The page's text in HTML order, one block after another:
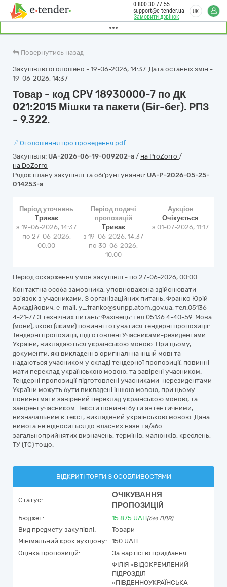
Замовити дзвінок
0 800 30 77 55
support@e-tender.ua
UK
Повернутись назад
Закупівлю оголошено - 19-06-2026, 14:37. Дата останніх змін -
19-06-2026, 14:37
Товар - код CPV 18930000-7 по ДК
021:2015 Мішки та пакети (Біг-бег). РПЗ
- 9.322.
Оголошення про проведення.pdf
Закупівля: UA-2026-06-19-009202-a / на ProZorro /
на DoZorro
Рядок плану закупівлі та обґрунтування: UA-P-2026-05-25-
014253-a
Період уточнень
Триває
з 19-06-2026, 14:37
по 27-06-2026,
00:00
Період подачі
пропозицій
Триває
з 19-06-2026, 14:37
по 30-06-2026,
10:00
Аукціон
Очікується
з 01-07-2026, 11:17
Період оскарження умов закупівлі - по 27-06-2026, 00:00
Контактна особа замовника, уповноважена здійснювати
зв'язок з учасниками: З організаційних питань: Франко Юрій
Аркадійович, e-mail: y_franko@sunpp.atom.gov.ua, тел.05136
4-21-77 З технічних питань: Фахівець: тел.05136 4-40-59. Мова
(мови), якою (якими) повинні готуватися тендерні пропозиції:
Тендерні пропозиції, підготовлені Учасниками-резидентами
України, викладаються українською мовою. При цьому,
документи, які викладені в оригіналі на іншій мові та
надаються учасником у складі тендерної пропозиції, повинні
мати переклад українською мовою, та завірені учасником.
Тендерні пропозиції підготовлені учасниками-нерезидентами
України можуть бути викладені іншою мовою, при цьому
повинні мати завірений переклад українською мовою, та
завірені учасником. Тексти повинні бути автентичними,
визначальним є текст, викладений українською мовою. Дана
вимога не відноситься до власних назв та/або
загальноприйнятих визначень, термінів, малюнків, креслень,
ТУ (ТС) тощо.
ВІДКРИТІ ТОРГИ З ОСОБЛИВОСТЯМИ
Статус:
ОЧІКУВАННЯ
ПРОПОЗИЦІЙ
Бюджет: 15 875 UAH(без ПДВ)
Вид предмету закупівлі:
Товари
Мінімальний крок аукціону:
150 UAH
Оцінка пропозицій:
За вартістю придбання
ФІЛІЯ «ВІДОКРЕМЛЕНИЙ
ПІДРОЗДІЛ
«ПІВДЕННОУКРАЇНСЬКА